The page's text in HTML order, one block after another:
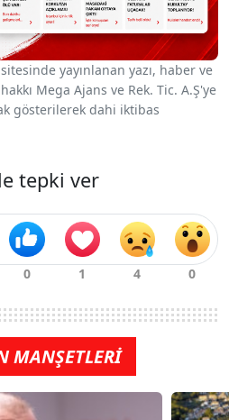
yayınlanan yazı, haber ve
Mega Ajans ve Rek. Tic. A.Ş'ye
gösterilerek dahi iktibas
tepki ver
MANŞETLERİ